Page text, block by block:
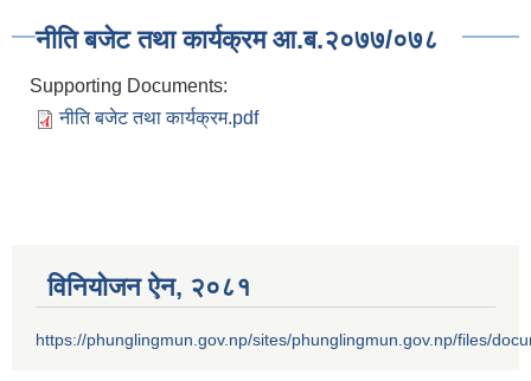
नीति बजेट तथा कार्यक्रम आ.ब.२०७७/०७८
Supporting Documents:
नीति बजेट तथा कार्यक्रम.pdf
विनियोजन ऐन‚ २०८१
https://phunglingmun.gov.np/sites/phunglingmun.gov.np/files/